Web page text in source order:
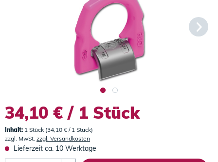
34,10 € / 1 Stück
Inhalt: 1 Stück (34,10 € / 1 Stück)
zzgl. MwSt. zzgl. Versandkosten
Lieferzeit ca. 10 Werktage